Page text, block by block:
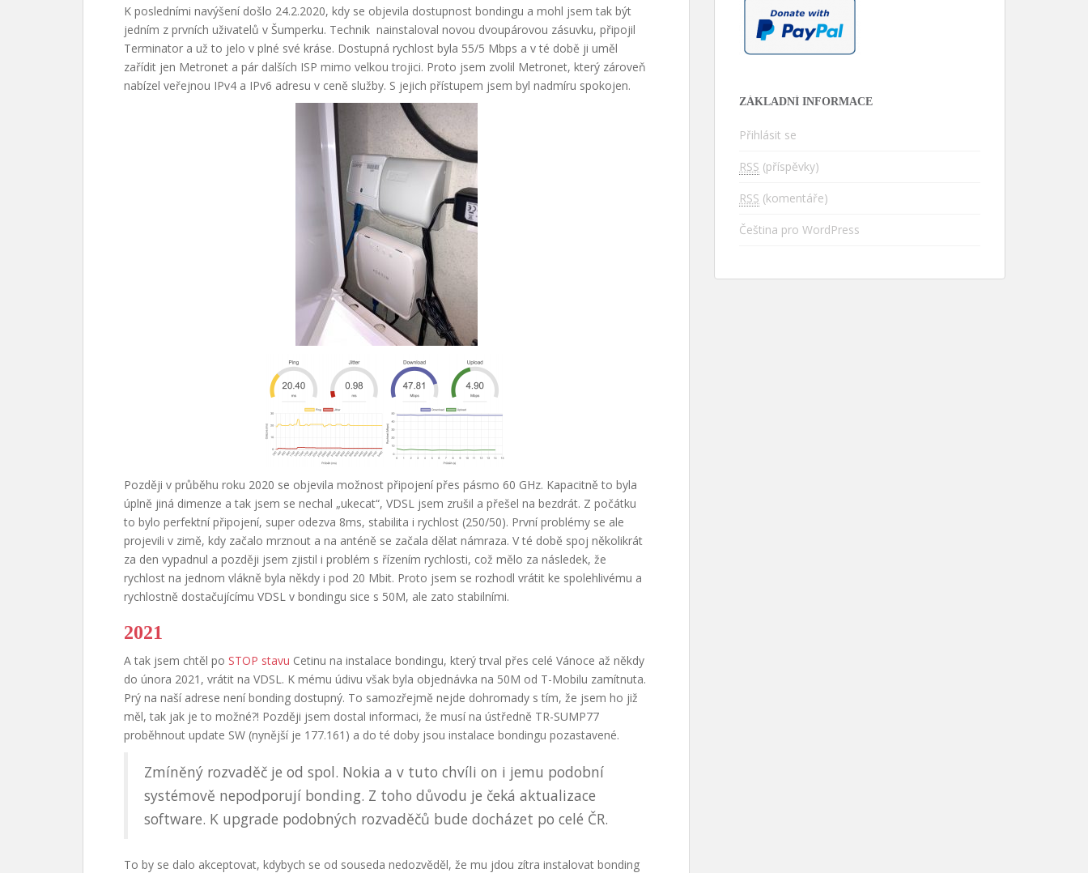
K posledními navýšení došlo 24.2.2020, kdy se objevila dostupnost bondingu a mohl jsem tak být
jedním z prvních uživatelů v Šumperku. Technik nainstaloval novou dvoupárovou zásuvku, připojil
Terminator a už to jelo v plné své kráse. Dostupná rychlost byla 55/5 Mbps a v té době ji uměl
zařídit jen Metronet a pár dalších ISP mimo velkou trojici. Proto jsem zvolil Metronet, který zároveň
nabízel veřejnou IPv4 a IPv6 adresu v ceně služby. S jejich přístupem jsem byl nadmíru spokojen.
Později v průběhu roku 2020 se objevila možnost připojení přes pásmo 60 GHz. Kapacitně to byla
úplně jiná dimenze a tak jsem se nechal „ukecat“, VDSL jsem zrušil a přešel na bezdrát. Z počátku
to bylo perfektní připojení, super odezva 8ms, stabilita i rychlost (250/50). První problémy se ale
projevili v zimě, kdy začalo mrznout a na anténě se začala dělat námraza. V té době spoj několikrát
za den vypadnul a později jsem zjistil i problém s řízením rychlosti, což mělo za následek, že
rychlost na jednom vlákně byla někdy i pod 20 Mbit. Proto jsem se rozhodl vrátit ke spolehlivému a
rychlostně dostačujícímu VDSL v bondingu sice s 50M, ale zato stabilními.
2021
A tak jsem chtěl po STOP stavu Cetinu na instalace bondingu, který trval přes celé Vánoce až někdy
do února 2021, vrátit na VDSL. K mému údivu však byla objednávka na 50M od T-Mobilu zamítnuta.
Prý na naší adrese není bonding dostupný. To samozřejmě nejde dohromady s tím, že jsem ho již
měl, tak jak je to možné?! Později jsem dostal informaci, že musí na ústředně TR-SUMP77
proběhnout update SW (nynější je 177.161) a do té doby jsou instalace bondingu pozastavené.
Zmíněný rozvaděč je od spol. Nokia a v tuto chvíli on i jemu podobní
systémově nepodporují bonding. Z toho důvodu je čeká aktualizace
software. K upgrade podobných rozvaděčů bude docházet po celé ČR.
To by se dalo akceptovat, kdybych se od souseda nedozvěděl, že mu jdou zítra instalovat bonding
ZÁKLADNÍ INFORMACE
Přihlásit se
RSS (příspěvky)
RSS (komentáře)
Čeština pro WordPress